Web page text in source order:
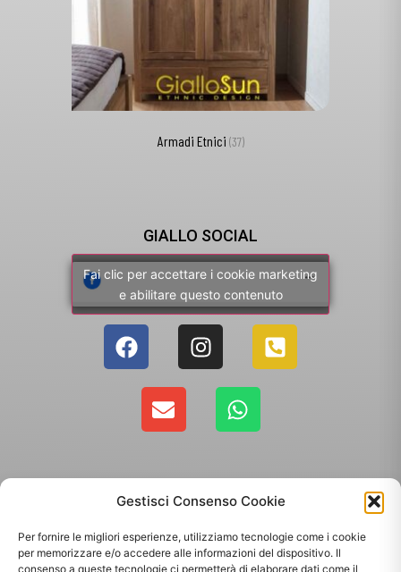
Gestisci Consenso Cookie
Per fornire le migliori esperienze, utilizziamo tecnologie come i cookie
per memorizzare e/o accedere alle informazioni del dispositivo. Il
consenso a queste tecnologie ci permetterà di elaborare dati come il
Armadi Etnici (37)
GIALLO SOCIAL
Fai clic per accettare i cookie marketing
e abilitare questo contenuto